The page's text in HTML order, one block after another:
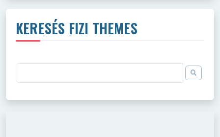
KERESÉS FIZI THEMES